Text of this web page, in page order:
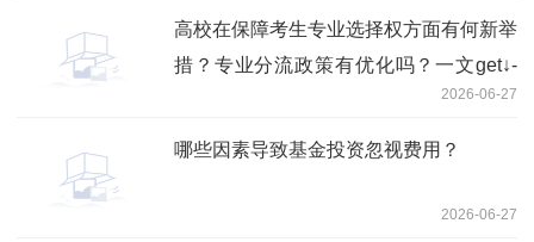
高校在保障考生专业选择权方面有何新举
措？专业分流政策有优化吗？一文get↓-
2026-06-27
哪些因素导致基金投资忽视费用？
2026-06-27